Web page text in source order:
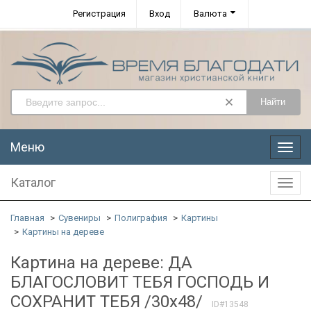
Регистрация Вход Валюта
Найти
Меню
Меню
Каталог
Главная Сувениры Полиграфия
Картины
Картины на дереве
Картина на дереве: ДА
БЛАГОСЛОВИТ ТЕБЯ ГОСПОДЬ И
СОХРАНИТ ТЕБЯ /30х48/
ID#13548